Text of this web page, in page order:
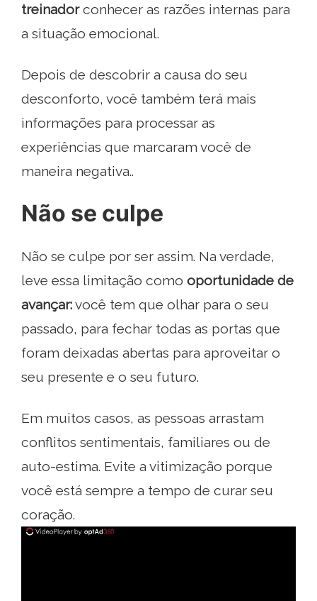
treinadorconhecer as razões internas para
a situação emocional.
Depois de descobrir a causa do seu
desconforto, você também terá mais
informações para processar as
experiências que marcaram você de
maneira negativa..
Não se culpe
Não se culpe por ser assim. Na verdade,
leve essa limitação como oportunidade de
avançar:você tem que olhar para o seu
passado, para fechar todas as portas que
foram deixadas abertas para aproveitar o
seu presente e o seu futuro.
Em muitos casos, as pessoas arrastam
conflitos sentimentais, familiares ou de
auto-estima. Evite a vitimização porque
você está sempre a tempo de curar seu
coração.